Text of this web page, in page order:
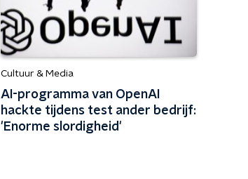
Cultuur & Media
AI-programma van OpenAI
hackte tijdens test ander bedrijf:
'Enorme slordigheid'